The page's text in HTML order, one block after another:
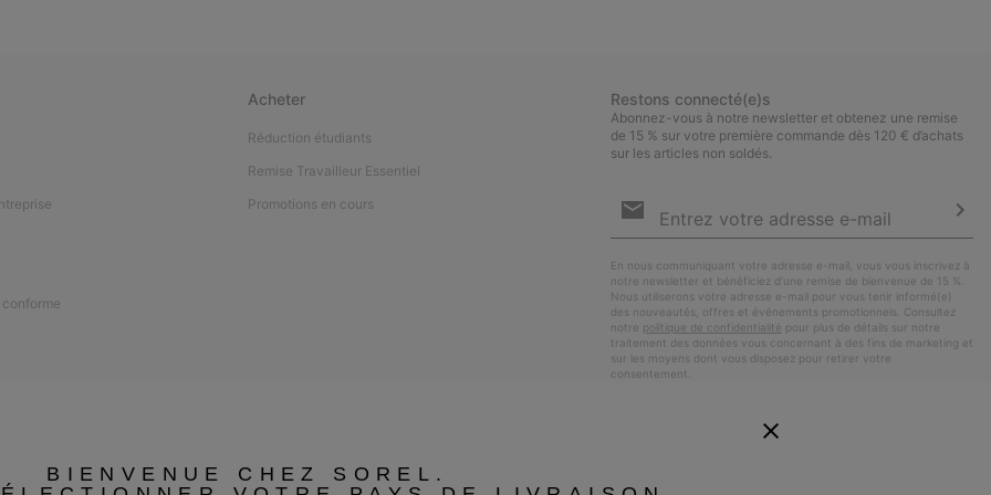
Acheter
Réduction étudiants
Remise Travailleur Essentiel
Promotions en cours
Restons connecté(e)s
Abonnez-vous à notre newsletter et obtenez une remise
de 15 % sur votre première commande dès 120 € d’achats
sur les articles non soldés.
par
En nous communiquant votre adresse e-mail, vous vous inscrivez à
notre newsletter et bénéficiez d’une remise de bienvenue de 15 %.
Nous utiliserons votre adresse e-mail pour vous tenir informé(e)
des nouveautés, offres et événements promotionnels. Consultez
notre politique de confidentialité pour plus de détails sur notre
traitement des données vous concernant à des fins de marketing et
sur les moyens dont vous disposez pour retirer votre
consentement.
BIENVENUE CHEZ SOREL.